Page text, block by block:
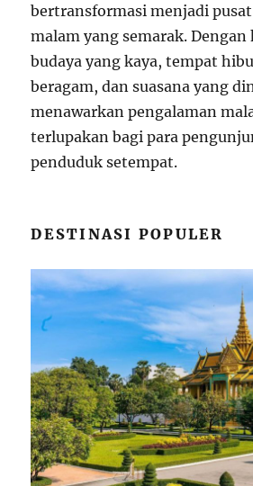
bertransformasi menjadi
malam yang semarak.
budaya yang kaya, tempat
beragam, dan suasana yang
menawarkan pengalaman
terlupakan bagi para
penduduk setempat.
DESTINASI POPULER